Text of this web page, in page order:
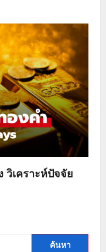
วิเคราะห์ปัจจัย